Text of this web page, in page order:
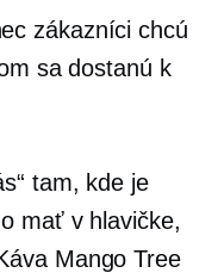
zákazníci chcú
sa dostanú k
tam, kde je
mať v hlavičke,
Mango Tree